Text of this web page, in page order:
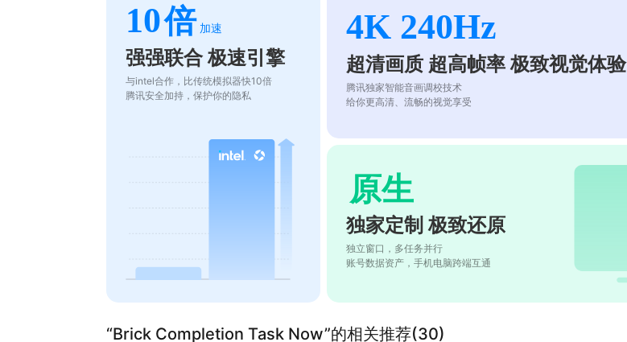
10倍 加速
强强联合 极速引擎
与intel合作，比传统模拟器快10倍
腾讯安全加持，保护你的隐私
4K 240Hz
超清画质 超高帧率 极致视觉体验
腾讯独家智能音画调校技术
给你更高清、流畅的视觉享受
原生
独家定制 极致还原
独立窗口，多任务并行
账号数据资产，手机电脑跨端互通
“Brick Completion Task Now”的相关推荐(30)